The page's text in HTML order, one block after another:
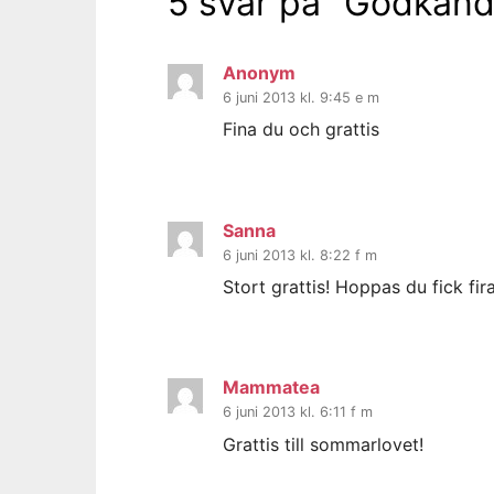
Anonym
6 juni 2013 kl. 9:45 e m
Fina du och grattis
Sanna
6 juni 2013 kl. 8:22 f m
Stort grattis! Hoppas du fick
Mammatea
6 juni 2013 kl. 6:11 f m
Grattis till sommarlovet!